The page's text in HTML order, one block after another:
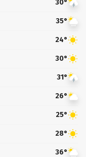
30°
35°
24°
30°
31°
26°
25°
28°
36°